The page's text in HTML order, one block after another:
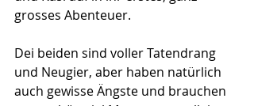
grosses Abenteuer.
Dei beiden sind voller Tatendrang
und Neugier, aber haben natürlich
auch gewisse Ängste und brauchen